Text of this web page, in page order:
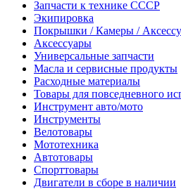
Запчасти к технике СССР
Экипировка
Покрышки / Камеры /
Аксессуары
Универсальные запчасти
Масла и сервисные продукты
Расходные материалы
Товары для повседневного
Инструмент авто/мото
Инструменты
Велотовары
Мототехника
Автотовары
Спорттовары
Двигатели в сборе в наличии